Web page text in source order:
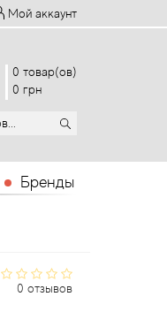
Мой аккаунт
0 товар(ов)
0 грн
Бренды
0 отзывов